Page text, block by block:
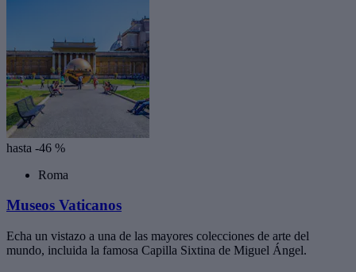
hasta -46 %
Roma
Museos Vaticanos
Echa un vistazo a una de las mayores colecciones de arte del
mundo, incluida la famosa Capilla Sixtina de Miguel Ángel.